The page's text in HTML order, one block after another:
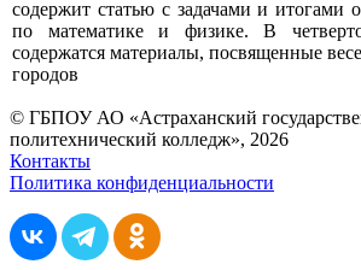
содержит статью с задачами и итогами
по математике и физике. В
содержатся материалы, посвященные
городов
© ГБПОУ АО «Астраханский
политехнический колледж», 2026
Контакты
Политика конфиденциальности